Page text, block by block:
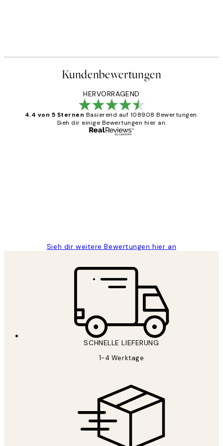
Kundenbewertungen
HERVORRAGEND
4.4 von 5 Sternen Basierend auf 108908 Bewertungen.
Sieh dir einige Bewertungen hier an.
Sieh dir weitere Bewertungen hier an
SCHNELLE LIEFERUNG
1-4 Werktage